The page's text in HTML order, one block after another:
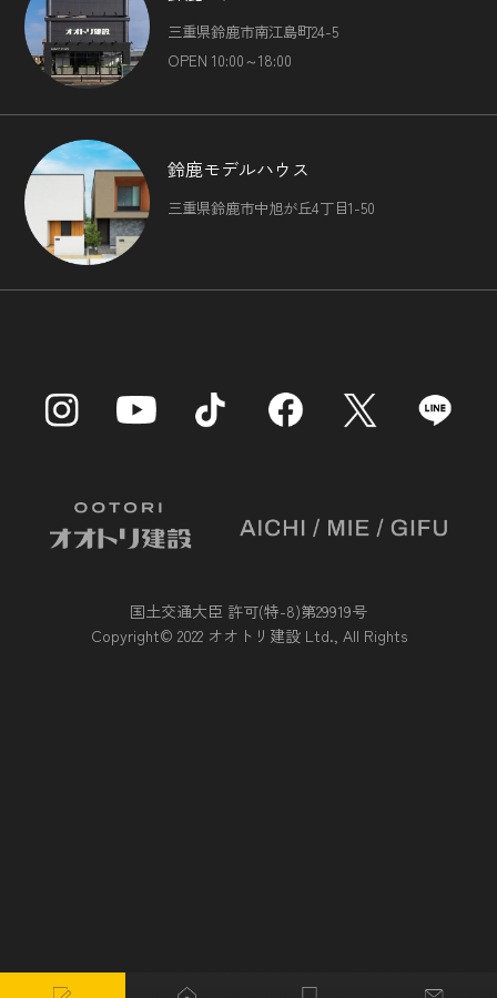
三重県鈴鹿市南江島町24-5
OPEN 10:00～18:00
鈴鹿モデルハウス
三重県鈴鹿市中旭が丘4丁目1-50
国土交通大臣 許可(特-8)第29919号
Copyright© 2022 オオトリ建設 Ltd., All Rights